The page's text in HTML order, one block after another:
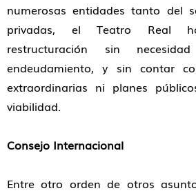
numerosas entidades tanto del
privadas, el Teatro Real
restructuración sin
endeudamiento, y sin contar
extraordinarias ni planes
viabilidad.
Consejo Internacional
Entre otro orden de otros